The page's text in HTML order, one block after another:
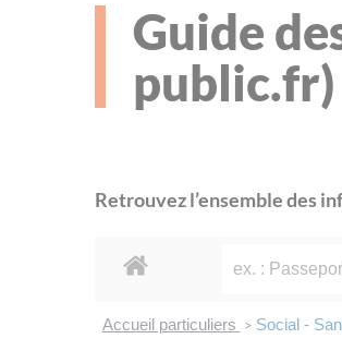
Guide
public.fr)
Retrouvez l’ensemble des
Accueil particuliers > Social -